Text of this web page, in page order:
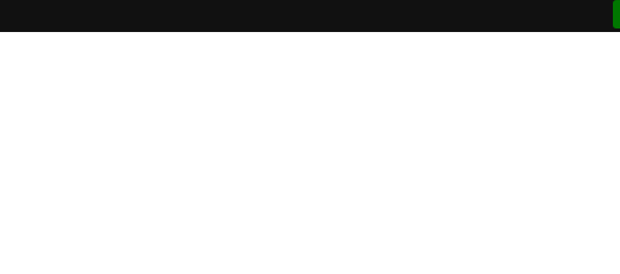
Monograph. Books or